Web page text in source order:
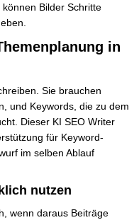
Bilder Schritte
in
Sie brauchen
und Keywords, die zu dem
Dieser KI SEO Writer
für Keyword-
im selben Ablauf
nutzen
wenn daraus Beiträge